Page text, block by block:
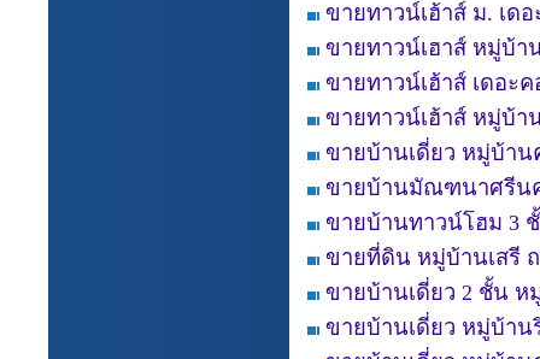
ขายทาวน์เฮ้าส์ ม. เด
ขายทาวน์เฮาส์ หมู่บ้า
ขายทาวน์เฮ้าส์ เดอะค
ขายทาวน์เฮ้าส์ หมู่บ้า
ขายบ้านเดี่ยว หมู่บ้าน
ขายบ้านมัณฑนาศรีน
ขายบ้านทาวน์โฮม 3 ชั้
ขายที่ดิน หมู่บ้านเสรี
ขายบ้านเดี่ยว 2 ชั้น
ขายบ้านเดี่ยว หมู่บ้าน